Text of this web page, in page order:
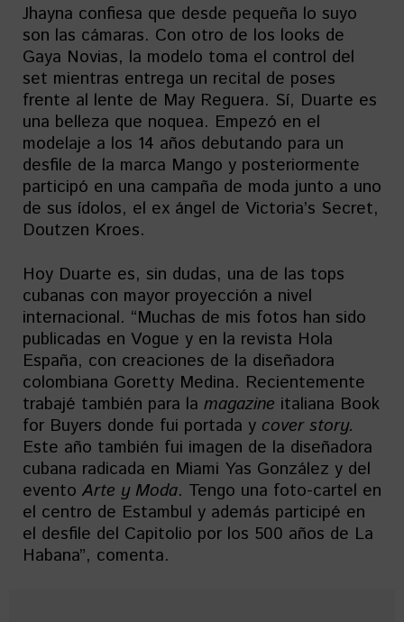
Jhayna confiesa que desde pequeña lo suyo
son las cámaras. Con otro de los looks de
Gaya Novias, la modelo toma el control del
set mientras entrega un recital de poses
frente al lente de May Reguera. Sí, Duarte es
una belleza que noquea. Empezó en el
modelaje a los 14 años debutando para un
desfile de la marca Mango y posteriormente
participó en una campaña de moda junto a uno
de sus ídolos, el ex ángel de Victoria’s Secret,
Doutzen Kroes.
Hoy Duarte es, sin dudas, una de las tops
cubanas con mayor proyección a nivel
internacional. “Muchas de mis fotos han sido
publicadas en Vogue y en la revista Hola
España, con creaciones de la diseñadora
colombiana Goretty Medina. Recientemente
trabajé también para la magazine italiana Book
for Buyers donde fui portada y cover story.
Este año también fui imagen de la diseñadora
cubana radicada en Miami Yas González y del
evento Arte y Moda. Tengo una foto-cartel en
el centro de Estambul y además participé en
el desfile del Capitolio por los 500 años de La
Habana”, comenta.